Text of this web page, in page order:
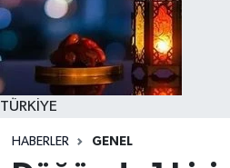
TÜRKİYE
HABERLER GENEL